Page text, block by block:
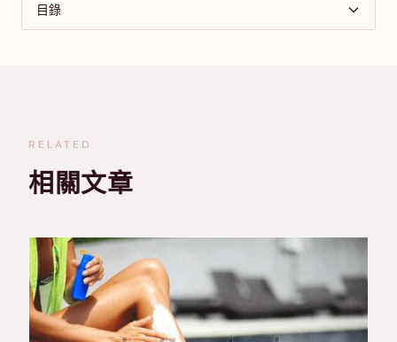
目錄
RELATED
相關文章